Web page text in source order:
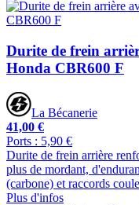
Durite de frein
Honda CBR600 F
La Bécanerie
41,00 €
Ports : 5,90 €
Durite de frein arrière
plus de mordant,
(carbone) et raccords
Plus d'infos